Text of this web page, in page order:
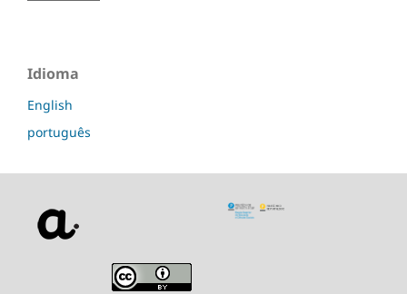
Idioma
English
português